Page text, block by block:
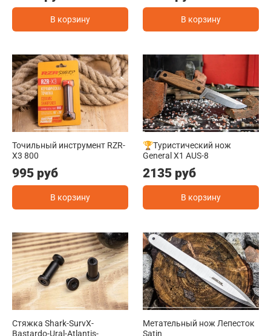
В корзину В корзину
Точильный инструмент RZR-
X3 800
995 руб
В корзину
🏆Туристический нож
General X1 AUS-8
2135 руб
В корзину
Стяжка Shark-SurvX-
Bastardo-Ural-Atlantis-
Метательный нож Лепесток
Satin